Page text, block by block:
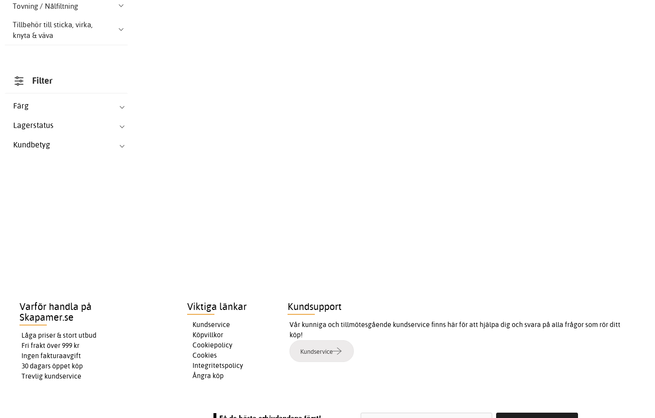
Tovning / Nålfiltning
Tillbehör till sticka, virka,
knyta & väva
Filter
Färg
Lagerstatus
Kundbetyg
Varför handla på
Skapamer.se
Låga priser & stort utbud
Fri frakt över 999 kr
Ingen fakturaavgift
30 dagars öppet köp
Trevlig kundservice
Viktiga länkar
Kundservice
Köpvillkor
Cookiepolicy
Cookies
Integritetspolicy
Ångra köp
Kundsupport
Vår kunniga och tillmötesgående kundservice finns här för att hjälpa dig och svara på alla frågor som rör ditt
köp!
Kundservice